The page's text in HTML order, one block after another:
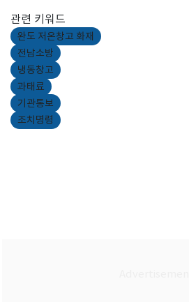
관련 키워드
완도 저온창고 화재
전남소방
냉동창고
과태료
기관통보
조치명령